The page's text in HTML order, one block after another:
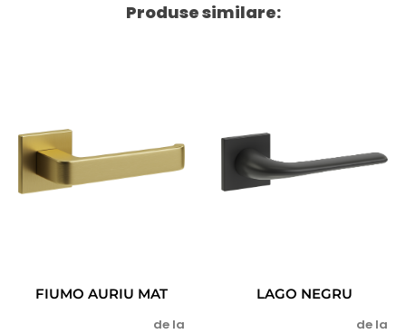
Produse similare:
FIUMO AURIU MAT
de la
LAGO NEGRU
de la